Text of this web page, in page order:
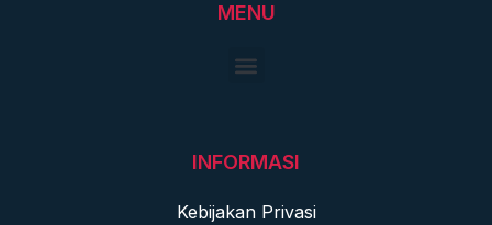
MENU
INFORMASI
Kebijakan Privasi